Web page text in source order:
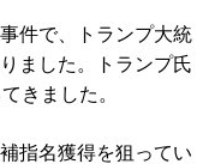
件で、トランプ大統
ました。トランプ氏
きました。
指名獲得を狙ってい